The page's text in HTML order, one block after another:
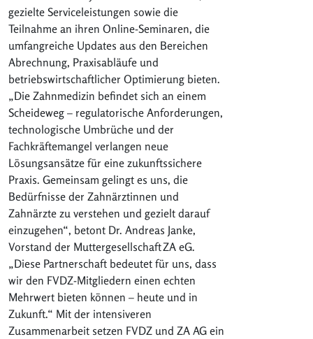
gezielte Serviceleistungen sowie die
Teilnahme an ihren Online-Seminaren, die
umfangreiche Updates aus den Bereichen
Abrechnung, Praxisabläufe und
betriebswirtschaftlicher Optimierung bieten.
„Die Zahnmedizin befindet sich an einem
Scheideweg – regulatorische Anforderungen,
technologische Umbrüche und der
Fachkräftemangel verlangen neue
Lösungsansätze für eine zukunftssichere
Praxis. Gemeinsam gelingt es uns, die
Bedürfnisse der Zahnärztinnen und
Zahnärzte zu verstehen und gezielt darauf
einzugehen“, betont Dr. Andreas Janke,
Vorstand der MuttergesellschaftZA eG.
„Diese Partnerschaft bedeutet für uns, dass
wir den FVDZ-Mitgliedern einen echten
Mehrwert bieten können – heute und in
Zukunft.“ Mit der intensiveren
Zusammenarbeit setzen FVDZ und ZA AG ein